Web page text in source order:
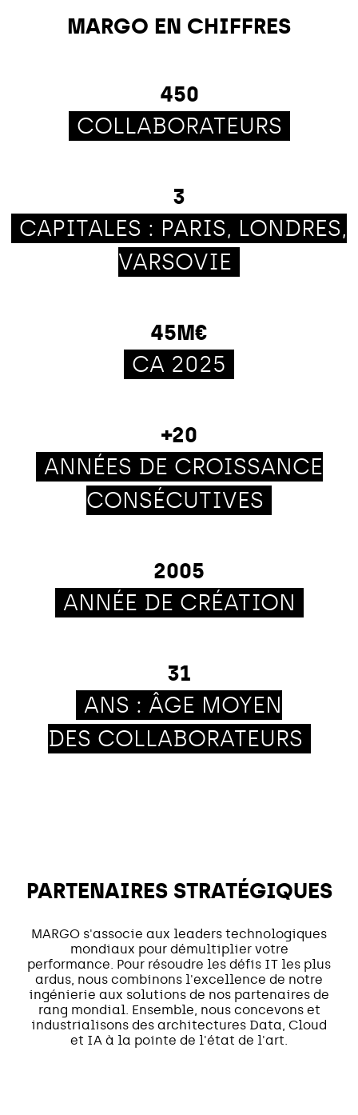
MARGO EN CHIFFRES
450
COLLABORATEURS
3
CAPITALES : PARIS, LONDRES,
VARSOVIE
45M€
CA 2025
+20
ANNÉES DE CROISSANCE
CONSÉCUTIVES
2005
ANNÉE DE CRÉATION
31
ANS : ÂGE MOYEN
DES COLLABORATEURS
PARTENAIRES STRATÉGIQUES
MARGO s'associe aux leaders technologiques
mondiaux pour démultiplier votre
performance. Pour résoudre les défis IT les plus
ardus, nous combinons l'excellence de notre
ingénierie aux solutions de nos partenaires de
rang mondial. Ensemble, nous concevons et
industrialisons des architectures Data, Cloud
et IA à la pointe de l'état de l'art.